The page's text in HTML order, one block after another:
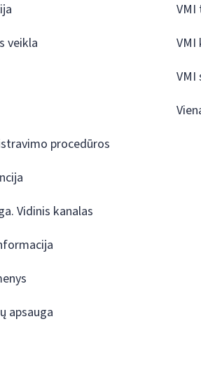
veikla
procedūros
Vidinis kanalas
apsauga
VMI